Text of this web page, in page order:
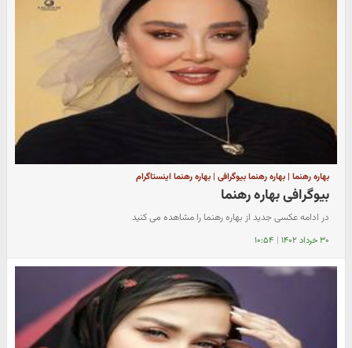
بهاره رهنما | بهاره رهنما بیوگرافی | بهاره رهنما اینستاگرام
بیوگرافی بهاره رهنما
در ادامه عکسی جدید از بهاره رهنما را مشاهده می کنید
۳۰ خرداد ۱۴۰۲ | ۱۰:۵۴